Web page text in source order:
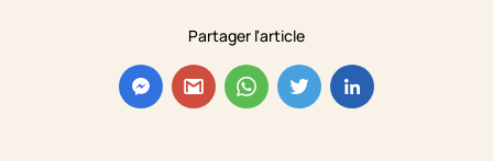
Partager l'article